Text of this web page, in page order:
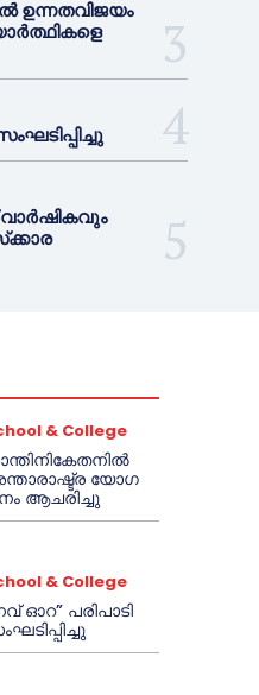
ഉന്നതവിജയം
& College
യോഗ
ആചരിച്ചു
& College
ഓറ” പരിപാടി